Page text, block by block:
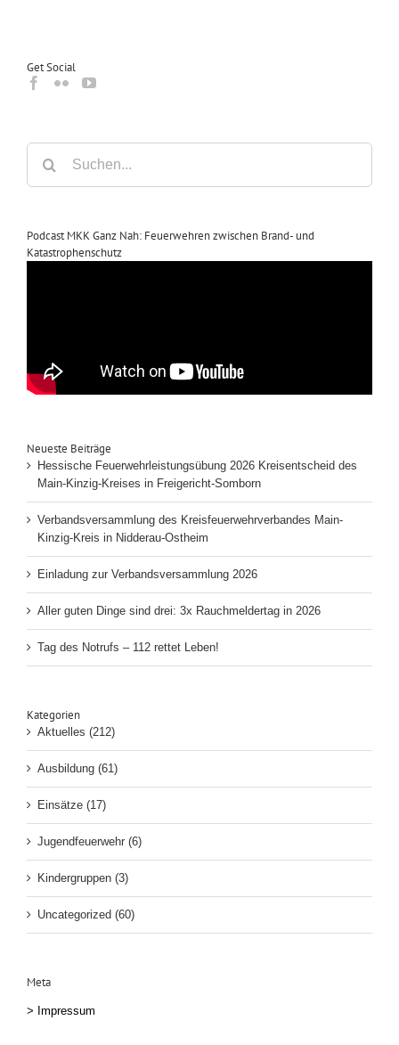
Get Social
Suche
nach:
Podcast MKK Ganz Nah: Feuerwehren zwischen Brand- und
Katastrophenschutz
Neueste Beiträge
Hessische Feuerwehrleistungsübung 2026 Kreisentscheid des
Main-Kinzig-Kreises in Freigericht-Somborn
Verbandsversammlung des Kreisfeuerwehrverbandes Main-
Kinzig-Kreis in Nidderau-Ostheim
Einladung zur Verbandsversammlung 2026
Aller guten Dinge sind drei: 3x Rauchmeldertag in 2026
Tag des Notrufs – 112 rettet Leben!
Kategorien
Aktuelles (212)
Ausbildung (61)
Einsätze (17)
Jugendfeuerwehr (6)
Kindergruppen (3)
Uncategorized (60)
Meta
> Impressum